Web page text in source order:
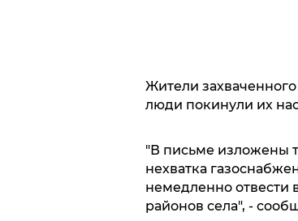
Жители
люди покинули их
"В письме изложены
нехватка
немедленно
районов села", -